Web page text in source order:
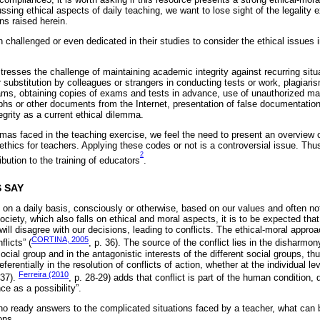
ethical aspects of daily teaching, we want to lose sight of the legality
raised herein.
challenged or even dedicated in their studies to consider the ethical issues
the challenge of maintaining academic integrity against recurring
by colleagues or strangers in conducting tests or work,
obtaining copies of exams and tests in advance, use of unauthorized
or other documents from the Internet, presentation of false
as a current ethical dilemma.
faced in the teaching exercise, we feel the need to present an overview
for teachers. Applying these codes or not is a controversial issue.
to the training of educators
2
.
SAY
a daily basis, consciously or otherwise, based on our values and often
which also falls on ethical and moral aspects, it is to be expected
disagree with our decisions, leading to conflicts. The ethical-moral
(CORTINA, 2005, p. 36). The source of the conflict lies in the
group and in the antagonistic interests of the different social groups,
in the resolution of conflicts of action, whether at the individual
Ferreira (2010, p. 28-29) adds that conflict is part of the human condition,
as a possibility”.
ready answers to the complicated situations faced by a teacher, what can